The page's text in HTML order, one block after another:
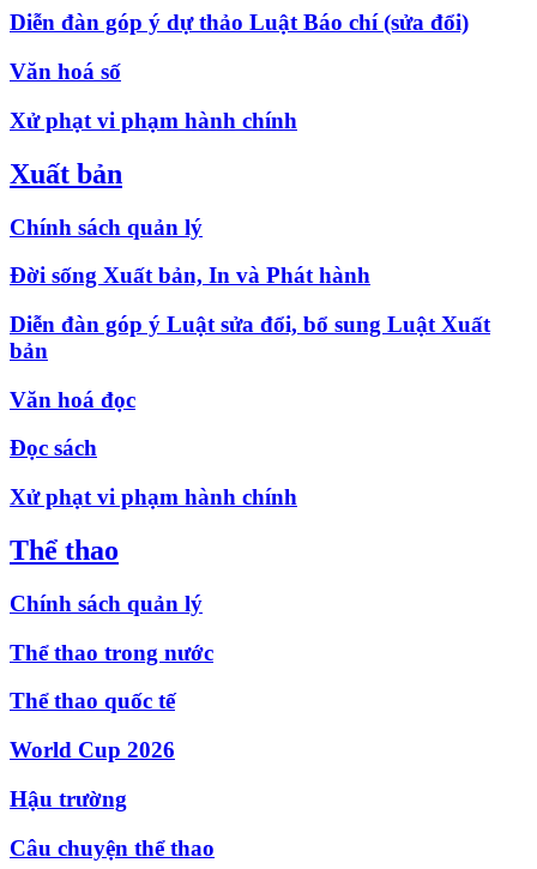
Diễn đàn góp ý dự thảo Luật Báo chí (sửa đổi)
Văn hoá số
Xử phạt vi phạm hành chính
Xuất bản
Chính sách quản lý
Đời sống Xuất bản, In và Phát hành
Diễn đàn góp ý Luật sửa đổi, bổ sung Luật Xuất
bản
Văn hoá đọc
Đọc sách
Xử phạt vi phạm hành chính
Thể thao
Chính sách quản lý
Thể thao trong nước
Thể thao quốc tế
World Cup 2026
Hậu trường
Câu chuyện thể thao